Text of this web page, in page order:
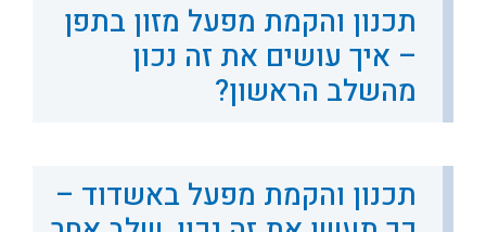
תכנון והקמת מפעל מזון בתפן
– איך עושים את זה נכון
מהשלב הראשון?
תכנון והקמת מפעל באשדוד –